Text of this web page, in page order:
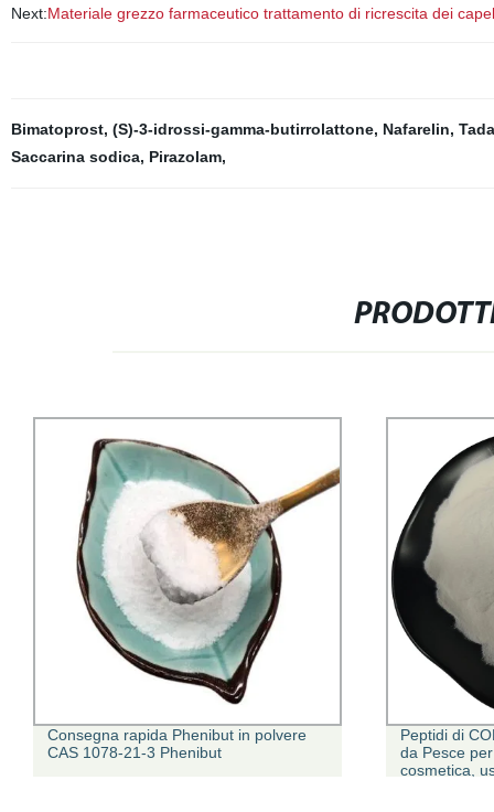
Next:Materiale grezzo farmaceutico trattamento di ricrescita dei
Bimatoprost, (S)-3-idrossi-gamma-butirrolattone, Nafarelin,
Saccarina sodica, Pirazolam,
Consegna rapida Phenibut in polvere
CAS 1078-21-3 Phenibut
Peptidi di
da Pesce
cosmetica,